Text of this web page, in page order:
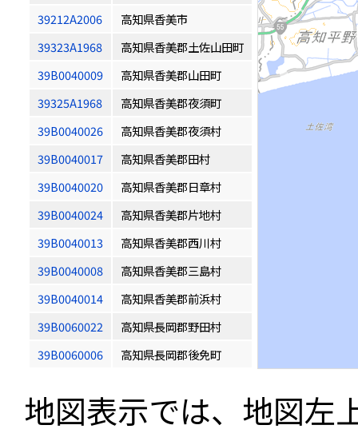
39212A2006
高知県香美市
39323A1968
高知県香美郡土佐山田町
39B0040009
高知県香美郡山田町
39325A1968
高知県香美郡夜須町
39B0040026
高知県香美郡夜須村
39B0040017
高知県香美郡田村
39B0040020
高知県香美郡日章村
39B0040024
高知県香美郡片地村
39B0040013
高知県香美郡西川村
39B0040008
高知県香美郡三島村
39B0040014
高知県香美郡前浜村
39B0060022
高知県長岡郡野田村
39B0060006
高知県長岡郡後免町
地図表示では、地図左